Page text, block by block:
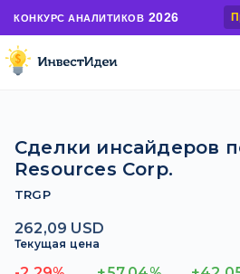
КОНКУРС АНАЛИТИКОВ 2026
Сделки инсайдеров
Resources Corp.
TRGP
262,09 USD
Текущая цена